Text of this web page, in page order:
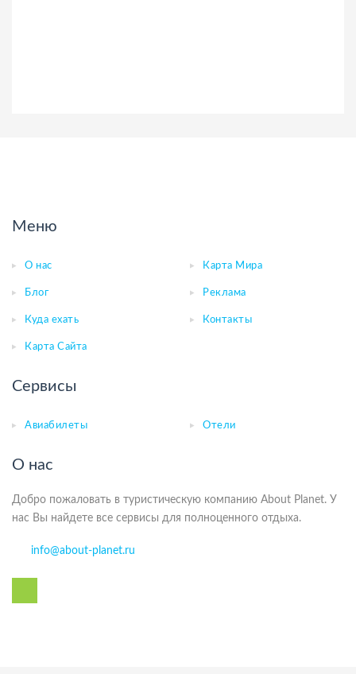
Меню
О нас Карта Мира
Блог Реклама
Куда ехать Контакты
Карта Сайта
Сервисы
Авиабилеты Отели
О нас
Добро пожаловать в туристическую компанию About Planet. У
нас Вы найдете все сервисы для полноценного отдыха.
info@about-planet.ru